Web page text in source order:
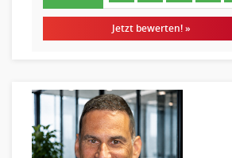
Jetzt bewerten! »